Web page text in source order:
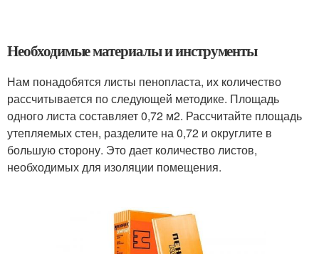
Необходимые материалы и инструменты
Нам понадобятся листы пенопласта, их количество
рассчитывается по следующей методике. Площадь
одного листа составляет 0,72 м2. Рассчитайте площадь
утепляемых стен, разделите на 0,72 и округлите в
большую сторону. Это дает количество листов,
необходимых для изоляции помещения.